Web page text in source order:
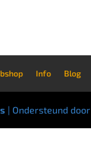
Info Blog
| Ondersteund door